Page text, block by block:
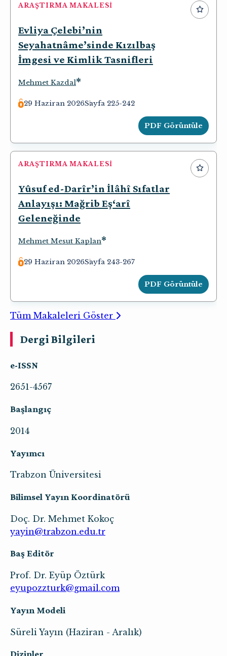
ARAŞTIRMA MAKALESI
Evliya Çelebi’nin
Seyahatnâme’sinde Kızılbaş
İmgesi ve Kimlik Tasnifleri
Mehmet Kazdal*
29 Haziran 2026Sayfa 225-242
PDF Görüntüle
ARAŞTIRMA MAKALESI
Yûsuf ed-Darîr’in İlâhî Sıfatlar
Anlayışı: Mağrib Eş‘arî
Geleneğinde
Mehmet Mesut Kaplan*
29 Haziran 2026Sayfa 243-267
PDF Görüntüle
Tüm Makaleleri Göster
Dergi Bilgileri
e-ISSN
2651-4567
Başlangıç
2014
Yayımcı
Trabzon Üniversitesi
Bilimsel Yayın Koordinatörü
Doç. Dr. Mehmet Kokoç
yayin@trabzon.edu.tr
Baş Editör
Prof. Dr. Eyüp Öztürk
eyupozzturk@gmail.com
Yayın Modeli
Süreli Yayın (Haziran - Aralık)
Dizinler